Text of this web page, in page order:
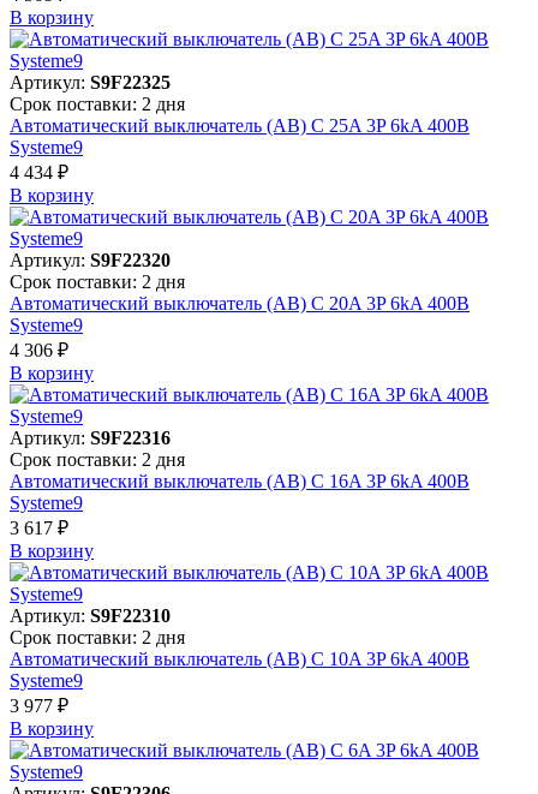
В корзинy
Артикул: S9F22325
Срок поставки: 2 дня
Автоматический выключатель (АВ) C 25A 3P 6kA 400В
Systeme9
4 434 ₽
В корзинy
Артикул: S9F22320
Срок поставки: 2 дня
Автоматический выключатель (АВ) C 20A 3P 6kA 400В
Systeme9
4 306 ₽
В корзинy
Артикул: S9F22316
Срок поставки: 2 дня
Автоматический выключатель (АВ) C 16A 3P 6kA 400В
Systeme9
3 617 ₽
В корзинy
Артикул: S9F22310
Срок поставки: 2 дня
Автоматический выключатель (АВ) C 10A 3P 6kA 400В
Systeme9
3 977 ₽
В корзинy